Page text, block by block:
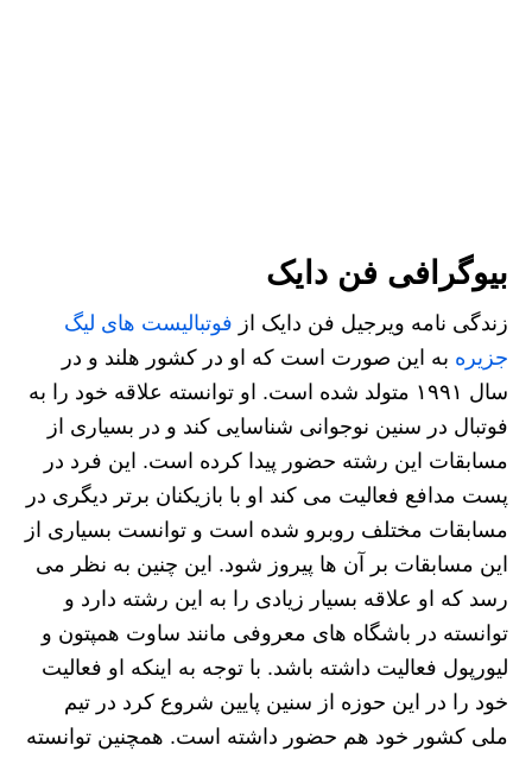
بیوگرافی فن دایک
زندگی نامه ویرجیل فن دایک از فوتبالیست های لیگ
جزیره به این صورت است که او در کشور هلند و در
سال ۱۹۹۱ متولد شده است. او توانسته علاقه خود را به
فوتبال در سنین نوجوانی شناسایی کند و در بسیاری از
مسابقات این رشته حضور پیدا کرده است. این فرد در
پست مدافع فعالیت می کند او با بازیکنان برتر دیگری در
مسابقات مختلف روبرو شده است و توانست بسیاری از
این مسابقات بر آن ها پیروز شود. این چنین به نظر می‌
رسد که او علاقه بسیار زیادی را به این رشته دارد و
توانسته در باشگاه های معروفی مانند ساوت‌ همپتون و
لیورپول فعالیت داشته باشد. با توجه به اینکه او فعالیت
خود را در این حوزه از سنین پایین شروع کرد در تیم
ملی کشور خود هم حضور داشته است. همچنین توانسته